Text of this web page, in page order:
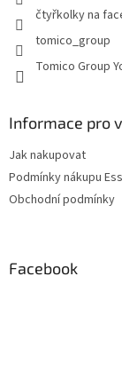
čtyřkolky na
tomico_group
Tomico Group
Informace pro
Jak nakupovat
Podmínky nákupu
Obchodní podmínky
Facebook